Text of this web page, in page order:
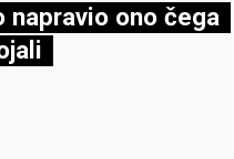
napravio ono čega